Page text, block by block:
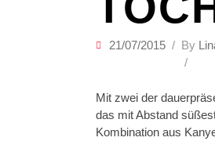
21/07/2015 By
Mit zwei der
das mit Abstand
Kombination aus